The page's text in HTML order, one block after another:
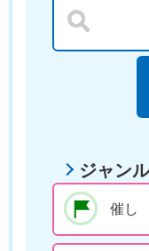
ジャンル
催し